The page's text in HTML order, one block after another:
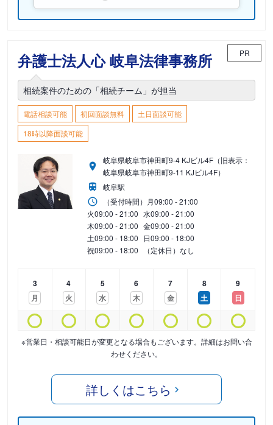
弁護士法人心 岐阜法律事務所 PR
相続案件のための「相続チーム」が担当
電話相談可能 初回面談無料
土日面談可能
18時以降面談可能
岐阜県岐阜市神田町9-4 KJビル4F（旧表示：
岐阜県岐阜市神田町9-11 KJビル4F）
岐阜駅
（受付時間） 月09:00 - 21:00
火09:00 - 21:00 水09:00 - 21:00
木09:00 - 21:00 金09:00 - 21:00
土09:00 - 18:00 日09:00 - 18:00
祝09:00 - 18:00 （定休日）なし
3
月
4
火
5
水
6
木
7
金
8
土
9
日
※営業日・相談可能日が変更となる場合もございます。詳細はお問い合
わせください。
詳しくはこちら